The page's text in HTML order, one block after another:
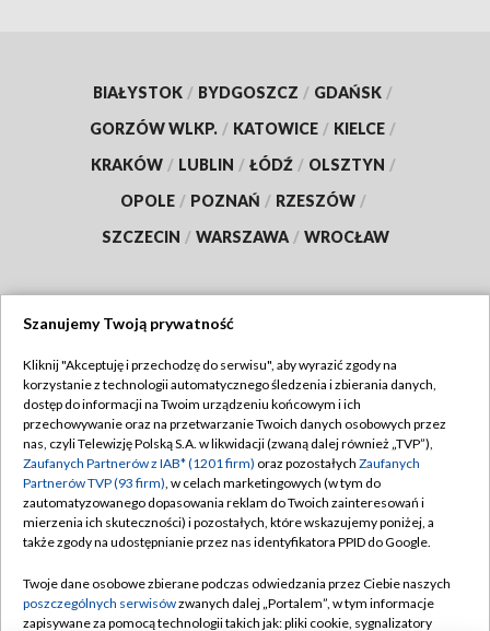
BIAŁYSTOK / BYDGOSZCZ / GDAŃSK /
GORZÓW WLKP. / KATOWICE / KIELCE /
KRAKÓW / LUBLIN / ŁÓDŹ / OLSZTYN /
OPOLE / POZNAŃ / RZESZÓW /
SZCZECIN / WARSZAWA / WROCŁAW
TVP
Abonament TVP
Emisja w TVP
Centrum informacji TVP
Naziemna Telewizja Cyfrowa
Rada Programowa
Regulamin TVP
Polityka prywatności
Moje zgody
Pomoc
Kontakt
Szanujemy Twoją prywatność
Kliknij "Akceptuję i przechodzę do serwisu", aby wyrazić zgody na
korzystanie z technologii automatycznego śledzenia i zbierania danych,
dostęp do informacji na Twoim urządzeniu końcowym i ich
przechowywanie oraz na przetwarzanie Twoich danych osobowych przez
nas, czyli Telewizję Polską S.A. w likwidacji (zwaną dalej również „TVP”),
Zaufanych Partnerów z IAB* (1201 firm) oraz pozostałych Zaufanych
Partnerów TVP (93 firm), w celach marketingowych (w tym do
zautomatyzowanego dopasowania reklam do Twoich zainteresowań i
mierzenia ich skuteczności) i pozostałych, które wskazujemy poniżej, a
także zgody na udostępnianie przez nas identyfikatora PPID do Google.
Twoje dane osobowe zbierane podczas odwiedzania przez Ciebie naszych
poszczególnych serwisówzwanych dalej „Portalem”, w tym informacje
zapisywane za pomocą technologii takich jak: pliki cookie, sygnalizatory